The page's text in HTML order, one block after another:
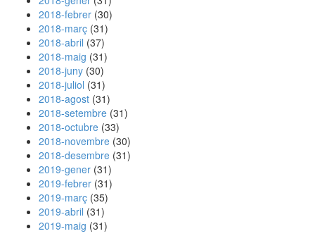
2018-febrer (30)
2018-març (31)
2018-abril (37)
2018-maig (31)
2018-juny (30)
2018-juliol (31)
2018-agost (31)
2018-setembre (31)
2018-octubre (33)
2018-novembre (30)
2018-desembre (31)
2019-gener (31)
2019-febrer (31)
2019-març (35)
2019-abril (31)
2019-maig (31)